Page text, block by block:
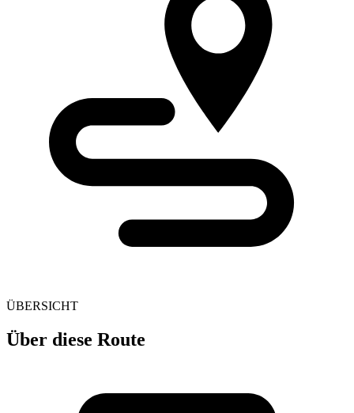
ÜBERSICHT
Über diese Route